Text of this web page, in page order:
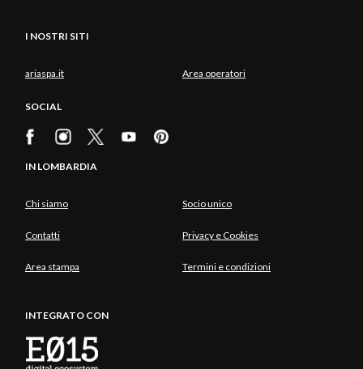
I NOSTRI SITI
ariaspa.it Area operatori
SOCIAL
IN LOMBARDIA
Chi siamo Socio unico
Contatti Privacy e Cookies
Area stampa Termini e condizioni
INTEGRATO CON